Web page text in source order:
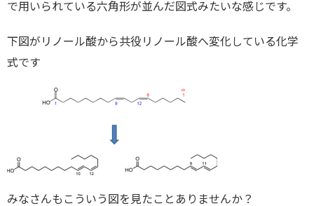
で用いられている六角形が並んだ図式みたいな感じです。
下図がリノール酸から共役リノール酸へ変化している化学
式です
みなさんもこういう図を見たことありませんか？